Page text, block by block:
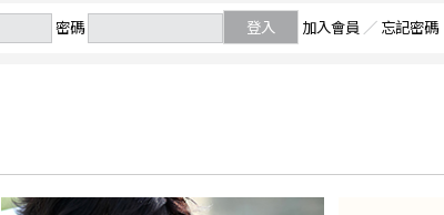
密碼 登入 加入會員 ／ 忘記密碼